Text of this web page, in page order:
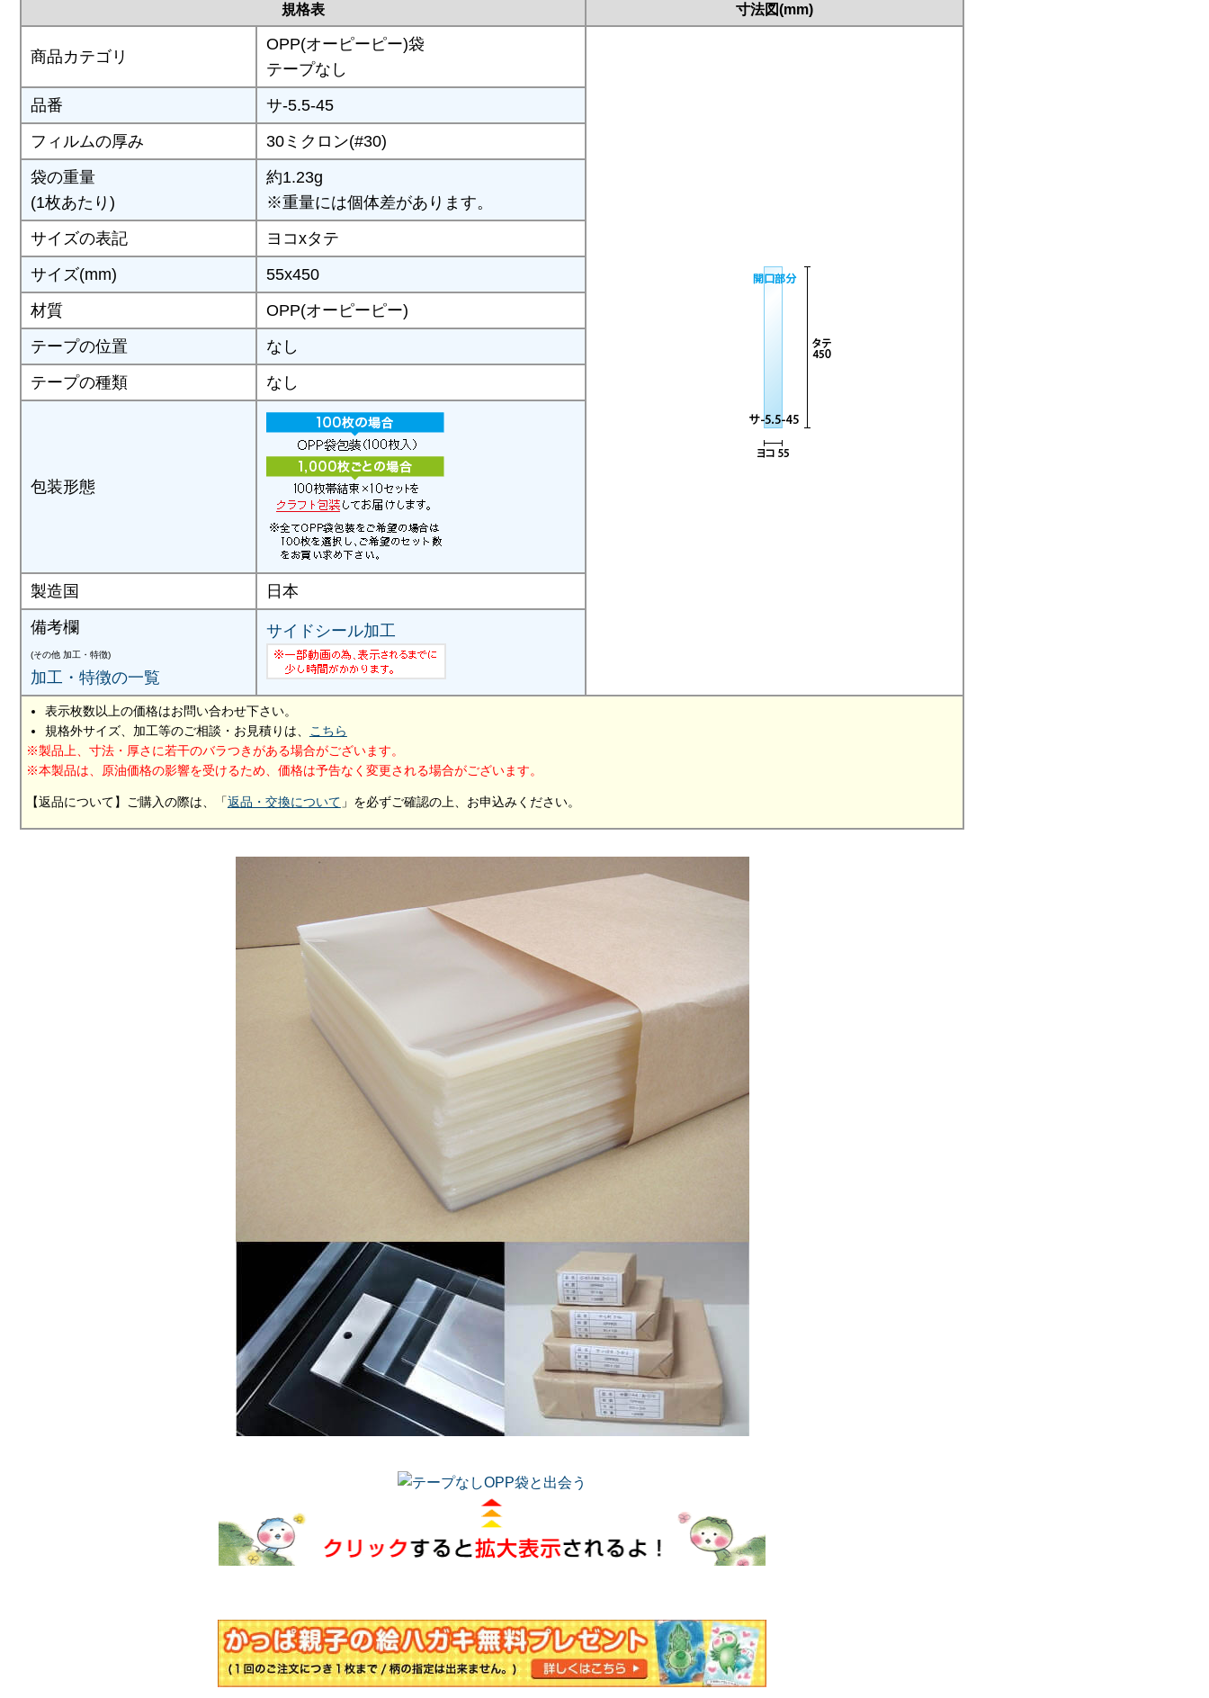
規格表 寸法図(mm)
商品カテゴリ
OPP(オーピーピー)袋
テープなし
品番
サ-5.5-45
フィルムの厚み
30ミクロン(#30)
袋の重量
(1枚あたり)
約1.23g
※重量には個体差があります。
サイズの表記
ヨコxタテ
サイズ(mm)
55x450
材質
OPP(オーピーピー)
テープの位置
なし
テープの種類
なし
包装形態
製造国
日本
備考欄
(その他 加工・特徴)
加工・特徴の一覧
サイドシール加工
表示枚数以上の価格はお問い合わせ下さい。
規格外サイズ、加工等のご相談・お見積りは、
こちら
製品上、寸法・厚さに若干のバラつきがある場合がございます。
本製品は、原油価格の影響を受けるため、価格は予告なく変更される場合がございます。
【返品について】ご購入の際は、「返品・交換について 」を必ずご確認の上、お申込みください。